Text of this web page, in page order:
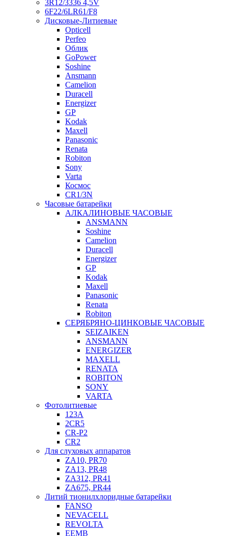
3R12/3336 4,5V
6F22/6LR61/F8
Дисковые-Литиевые
Opticell
Perfeo
Облик
GoPower
Soshine
Ansmann
Camelion
Duracell
Energizer
GP
Kodak
Maxell
Panasonic
Renata
Robiton
Sony
Varta
Космос
CR1/3N
Часовые батарейки
АЛКАЛИНОВЫЕ ЧАСОВЫЕ
ANSMANN
Soshine
Camelion
Duracell
Energizer
GP
Kodak
Maxell
Panasonic
Renata
Robiton
СЕРЯБРЯНО-ЦИНКОВЫЕ ЧАСОВЫЕ
SEIZAIKEN
ANSMANN
ENERGIZER
MAXELL
RENATA
ROBITON
SONY
VARTA
Фотолитиевые
123A
2CR5
CR-P2
CR2
Для слуховых аппаратов
ZA10, PR70
ZA13, PR48
ZA312, PR41
ZA675, PR44
Литий тионилхлоридные батарейки
FANSO
NEVACELL
REVOLTA
EEMB